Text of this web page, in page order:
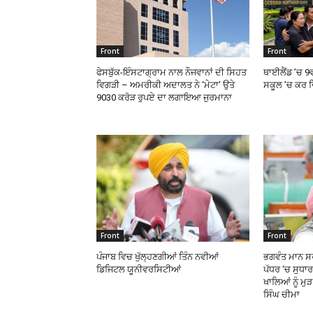
Front
ਫੇਸਬੁੱਕ-ਇੰਸਟਾਗ੍ਰਾਮ ਨਾਲ ਨੌਜਵਾਨਾਂ ਦੀ ਸਿਹਤ
ਵਿਗੜੀ – ਅਮਰੀਕੀ ਅਦਾਲਤ ਨੇ ‘ਮੇਟਾ’ ਉਤੇ
9030 ਕਰੋੜ ਰੁਪਏ ਦਾ ਲਗਾਇਆ ਜੁਰਮਾਨਾ
Front
ਥਾਈਲੈਂਡ ’ਚ
ਸਕੂਲ ’ਚ ਕਰ
Front
ਪੰਜਾਬ ਵਿਚ ਖੁੱਲ੍ਹਣਗੀਆਂ ਤਿੰਨ ਨਵੀਆਂ
ਡਿਜਿਟਲ ਯੂਨੀਵਰਸਿਟੀਆਂ
Front
ਭਗਵੰਤ ਮਾਨ
ਪੱਧਰ ‘ਚ
ਖਾਲਿਆਂ ਨੂੰ ਮੁੜ
ਸਿੰਘ ਚੀਮਾ